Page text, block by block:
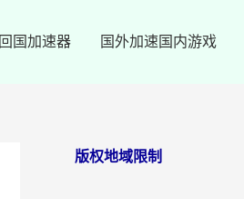
回国加速器 国外加速国内游戏
版权地域限制